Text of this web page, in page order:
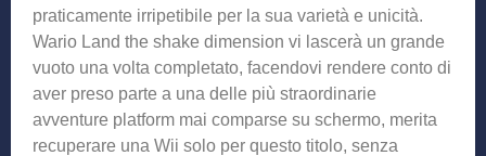
praticamente irripetibile per la sua varietà e unicità.
Wario Land the shake dimension vi lascerà un grande
vuoto una volta completato, facendovi rendere conto di
aver preso parte a una delle più straordinarie
avventure platform mai comparse su schermo, merita
recuperare una Wii solo per questo titolo, senza